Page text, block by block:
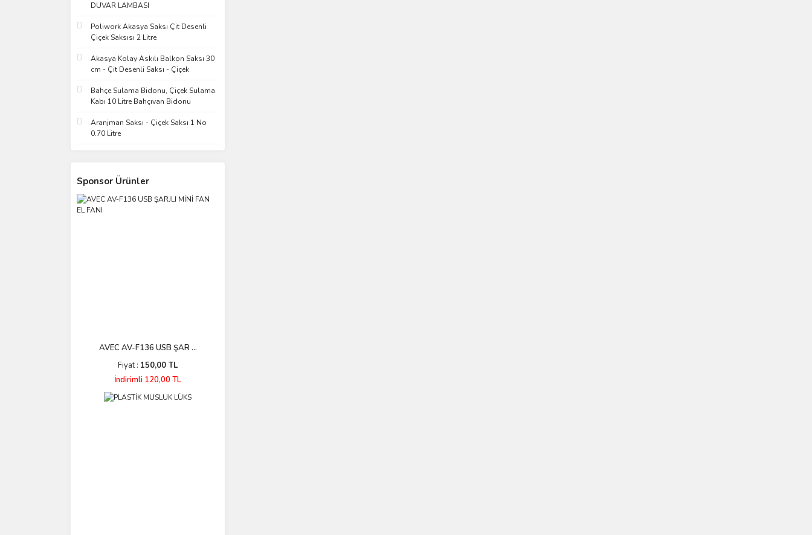
DUVAR LAMBASI
Poliwork Akasya Saksı Çit Desenli
Çiçek Saksısı 2 Litre
Akasya Kolay Askılı Balkon Saksı 30
cm - Çit Desenli Saksı - Çiçek
Bahçe Sulama Bidonu, Çiçek Sulama
Kabı 10 Litre Bahçıvan Bidonu
Aranjman Saksı - Çiçek Saksı 1 No
0.70 Litre
Sponsor Ürünler
AVEC AV-F136 USB ŞAR ...
Fiyat : 150,00 TL
İndirimli 120,00 TL